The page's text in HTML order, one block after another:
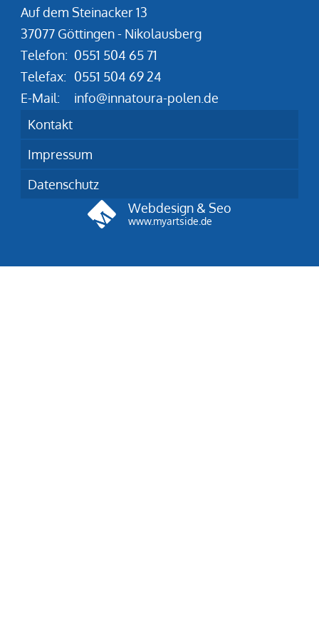
Auf dem Steinacker 13
37077 Göttingen - Nikolausberg
Telefon: 0551 504 65 71
Telefax: 0551 504 69 24
E-Mail:
info@innatoura-polen.de
Kontakt
Impressum
Datenschutz
Webdesign & Seo
www.myartside.de